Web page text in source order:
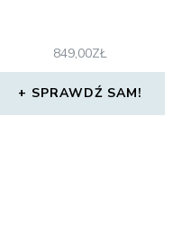
849,00ZŁ
SPRAWDŹ SAM!